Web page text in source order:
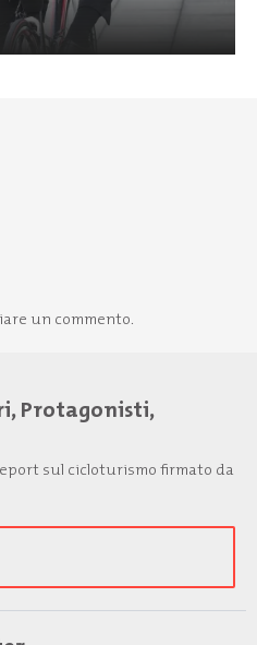
un commento.
Protagonisti,
sul cicloturismo firmato da